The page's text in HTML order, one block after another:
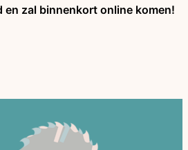
en zal binnenkort online komen!